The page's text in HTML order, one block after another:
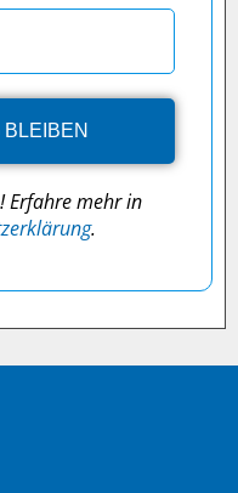
Erfahre mehr in
.